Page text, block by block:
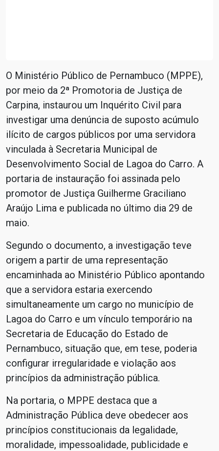
O Ministério Público de Pernambuco (MPPE),
por meio da 2ª Promotoria de Justiça de
Carpina, instaurou um Inquérito Civil para
investigar uma denúncia de suposto acúmulo
ilícito de cargos públicos por uma servidora
vinculada à Secretaria Municipal de
Desenvolvimento Social de Lagoa do Carro. A
portaria de instauração foi assinada pelo
promotor de Justiça Guilherme Graciliano
Araújo Lima e publicada no último dia 29 de
maio.
Segundo o documento, a investigação teve
origem a partir de uma representação
encaminhada ao Ministério Público apontando
que a servidora estaria exercendo
simultaneamente um cargo no município de
Lagoa do Carro e um vínculo temporário na
Secretaria de Educação do Estado de
Pernambuco, situação que, em tese, poderia
configurar irregularidade e violação aos
princípios da administração pública.
Na portaria, o MPPE destaca que a
Administração Pública deve obedecer aos
princípios constitucionais da legalidade,
moralidade, impessoalidade, publicidade e